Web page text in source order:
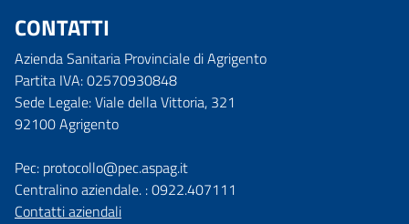
CONTATTI
Azienda Sanitaria Provinciale di Agrigento
Partita IVA: 02570930848
Sede Legale: Viale della Vittoria, 321
92100 Agrigento
Pec: protocollo@pec.aspag.it
Centralino aziendale. : 0922.407111
Contatti aziendali